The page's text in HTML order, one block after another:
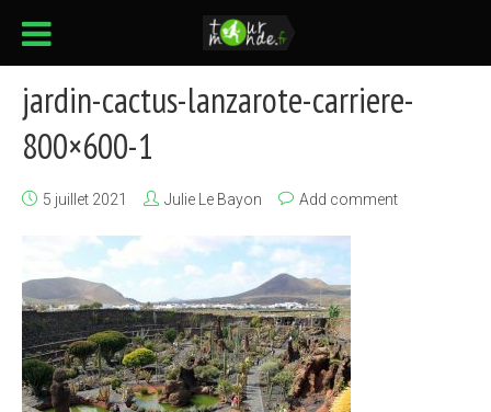
jardin-cactus-lanzarote-carriere-
800×600-1
5 juillet 2021 Julie Le Bayon Add comment